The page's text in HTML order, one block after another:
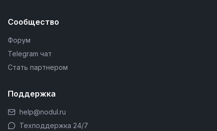
Сообщество
Форум
Telegram чат
Стать партнером
Поддержка
help@nodul.ru
Техподдержка 24/7